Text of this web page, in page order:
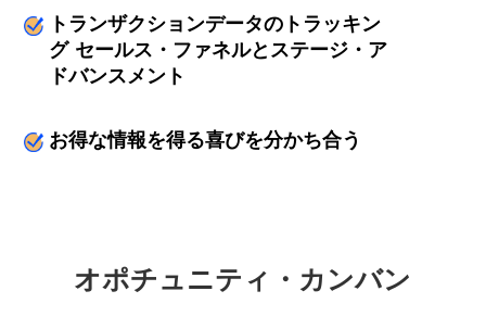
トランザクションデータのトラッキン
グ セールス・ファネルとステージ・ア
ドバンスメント
お得な情報を得る喜びを分かち合う
オポチュニティ・カンバン